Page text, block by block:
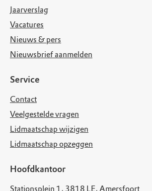
Jaarverslag
Vacatures
Nieuws & pers
Nieuwsbrief aanmelden
Service
Contact
Veelgestelde vragen
Lidmaatschap wijzigen
Lidmaatschap opzeggen
Hoofdkantoor
Stationsplein 1, 3818 LE, Amersfoort